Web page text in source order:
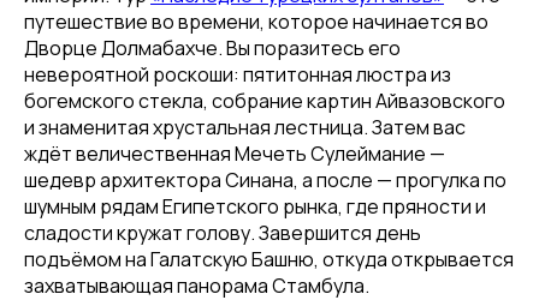
путешествие во времени, которое начинается во
Дворце Долмабахче. Вы поразитесь его
невероятной роскоши: пятитонная люстра из
богемского стекла, собрание картин Айвазовского
и знаменитая хрустальная лестница. Затем вас
ждёт величественная Мечеть Сулеймание —
шедевр архитектора Синана, а после — прогулка по
шумным рядам Египетского рынка, где пряности и
сладости кружат голову. Завершится день
подъёмом на Галатскую Башню, откуда открывается
захватывающая панорама Стамбула.